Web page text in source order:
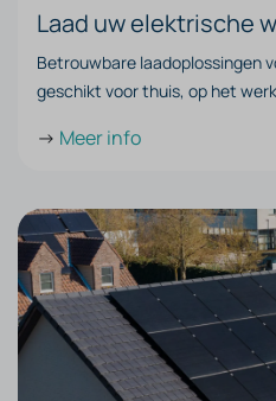
Laad uw elektrische
Betrouwbare laadoplossingen
geschikt voor thuis, op het
-> Meer info